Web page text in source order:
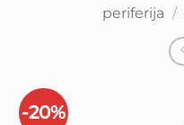
periferija /
-20%